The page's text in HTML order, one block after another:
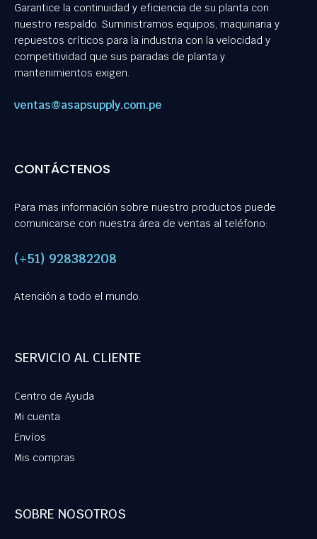
Garantice la continuidad y eficiencia de su planta con
nuestro respaldo. Suministramos equipos, maquinaria y
repuestos críticos para la industria con la velocidad y
competitividad que sus paradas de planta y
mantenimientos exigen.
ventas@asapsupply.com.pe
CONTÁCTENOS
Para mas información sobre nuestro productos puede
comunicarse con nuestra área de ventas al teléfono:
(+51) 928382208
Atención a todo el mundo.
SERVICIO AL CLIENTE
Centro de Ayuda
Mi cuenta
Envíos
Mis compras
SOBRE NOSOTROS